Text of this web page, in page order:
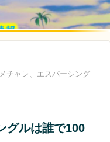
チャレ、エスパーシング
グルは誰で100